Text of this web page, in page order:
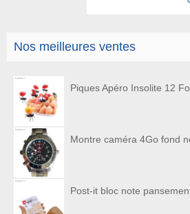
Nos meilleures ventes
Piques Apéro Insolite 12
Montre caméra 4Go fond
Post-it bloc note